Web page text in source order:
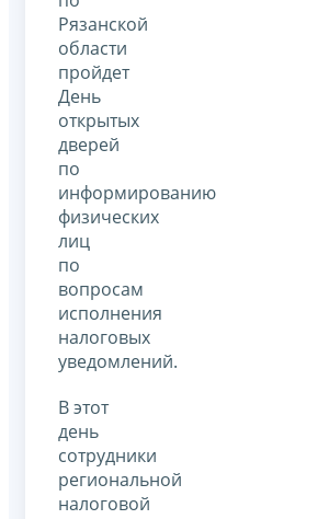
Рязанской
области
пройдет
День
открытых
дверей
по
информированию
физических
лиц
по
вопросам
исполнения
налоговых
уведомлений.
В этот
день
сотрудники
региональной
налоговой